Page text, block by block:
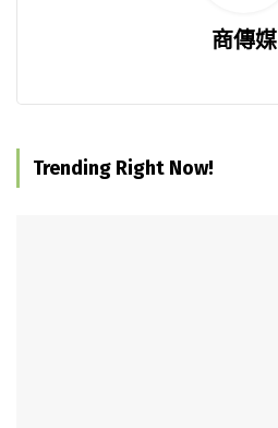
商傳媒
Trending Right Now!